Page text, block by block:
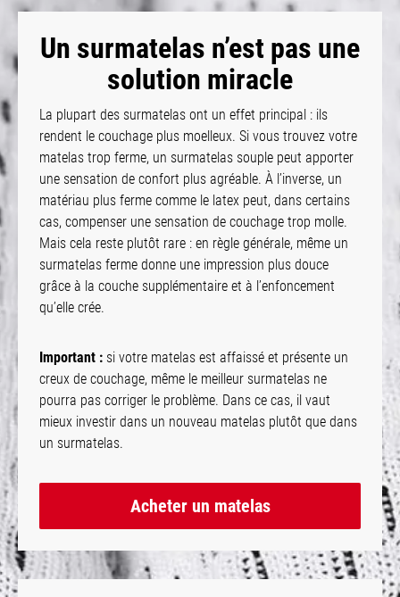
Un surmatelas n’est pas une
solution miracle
La plupart des surmatelas ont un effet principal : ils
rendent le couchage plus moelleux. Si vous trouvez votre
matelas trop ferme, un surmatelas souple peut apporter
une sensation de confort plus agréable. À l’inverse, un
matériau plus ferme comme le latex peut, dans certains
cas, compenser une sensation de couchage trop molle.
Mais cela reste plutôt rare : en règle générale, même un
surmatelas ferme donne une impression plus douce
grâce à la couche supplémentaire et à l’enfoncement
qu’elle crée.
Important : si votre matelas est affaissé et présente un
creux de couchage, même le meilleur surmatelas ne
pourra pas corriger le problème. Dans ce cas, il vaut
mieux investir dans un nouveau matelas plutôt que dans
un surmatelas.
Acheter un matelas